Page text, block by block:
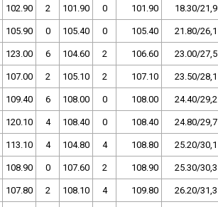
102.90 2 101.90 0 101.90 18.30/21,9
105.90 0 105.40 0 105.40 21.80/26,1
123.00 6 104.60 2 106.60 23.00/27,5
107.00 2 105.10 2 107.10 23.50/28,1
109.40 6 108.00 0 108.00 24.40/29,2
120.10 4 108.40 0 108.40 24.80/29,7
113.10 4 104.80 4 108.80 25.20/30,1
108.90 0 107.60 2 108.90 25.30/30,3
107.80 2 108.10 4 109.80 26.20/31,3